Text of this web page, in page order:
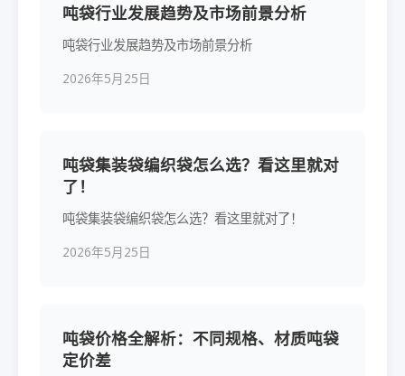
吨袋行业发展趋势及市场前景分析
吨袋行业发展趋势及市场前景分析
2026年5月25日
吨袋集装袋编织袋怎么选？看这里就对
了！
吨袋集装袋编织袋怎么选？看这里就对了！
2026年5月25日
吨袋价格全解析：不同规格、材质吨袋
定价差